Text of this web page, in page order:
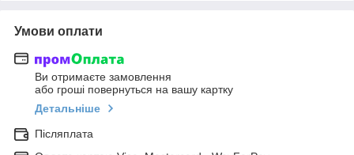
Умови оплати
Ви отримаєте замовлення
або гроші повернуться на вашу картку
Детальніше
Післяплата